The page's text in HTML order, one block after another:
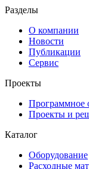
Разделы
О компании
Новости
Публикации
Сервис
Проекты
Программное
Проекты и
Каталог
Оборудование
Расходные